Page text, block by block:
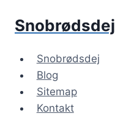
Snobrødsdej
Snobrødsdej
Blog
Sitemap
Kontakt